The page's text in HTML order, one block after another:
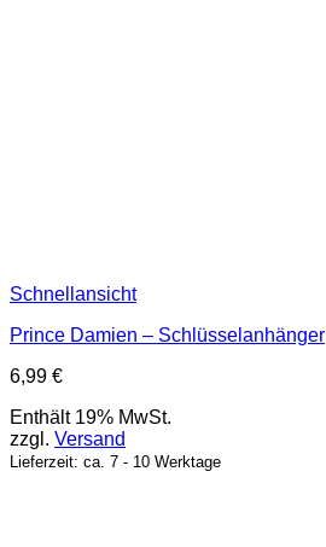
Schnellansicht
Prince Damien – Schlüsselanhänger
6,99 €
Enthält 19% MwSt.
zzgl. Versand
Lieferzeit: ca. 7 - 10 Werktage